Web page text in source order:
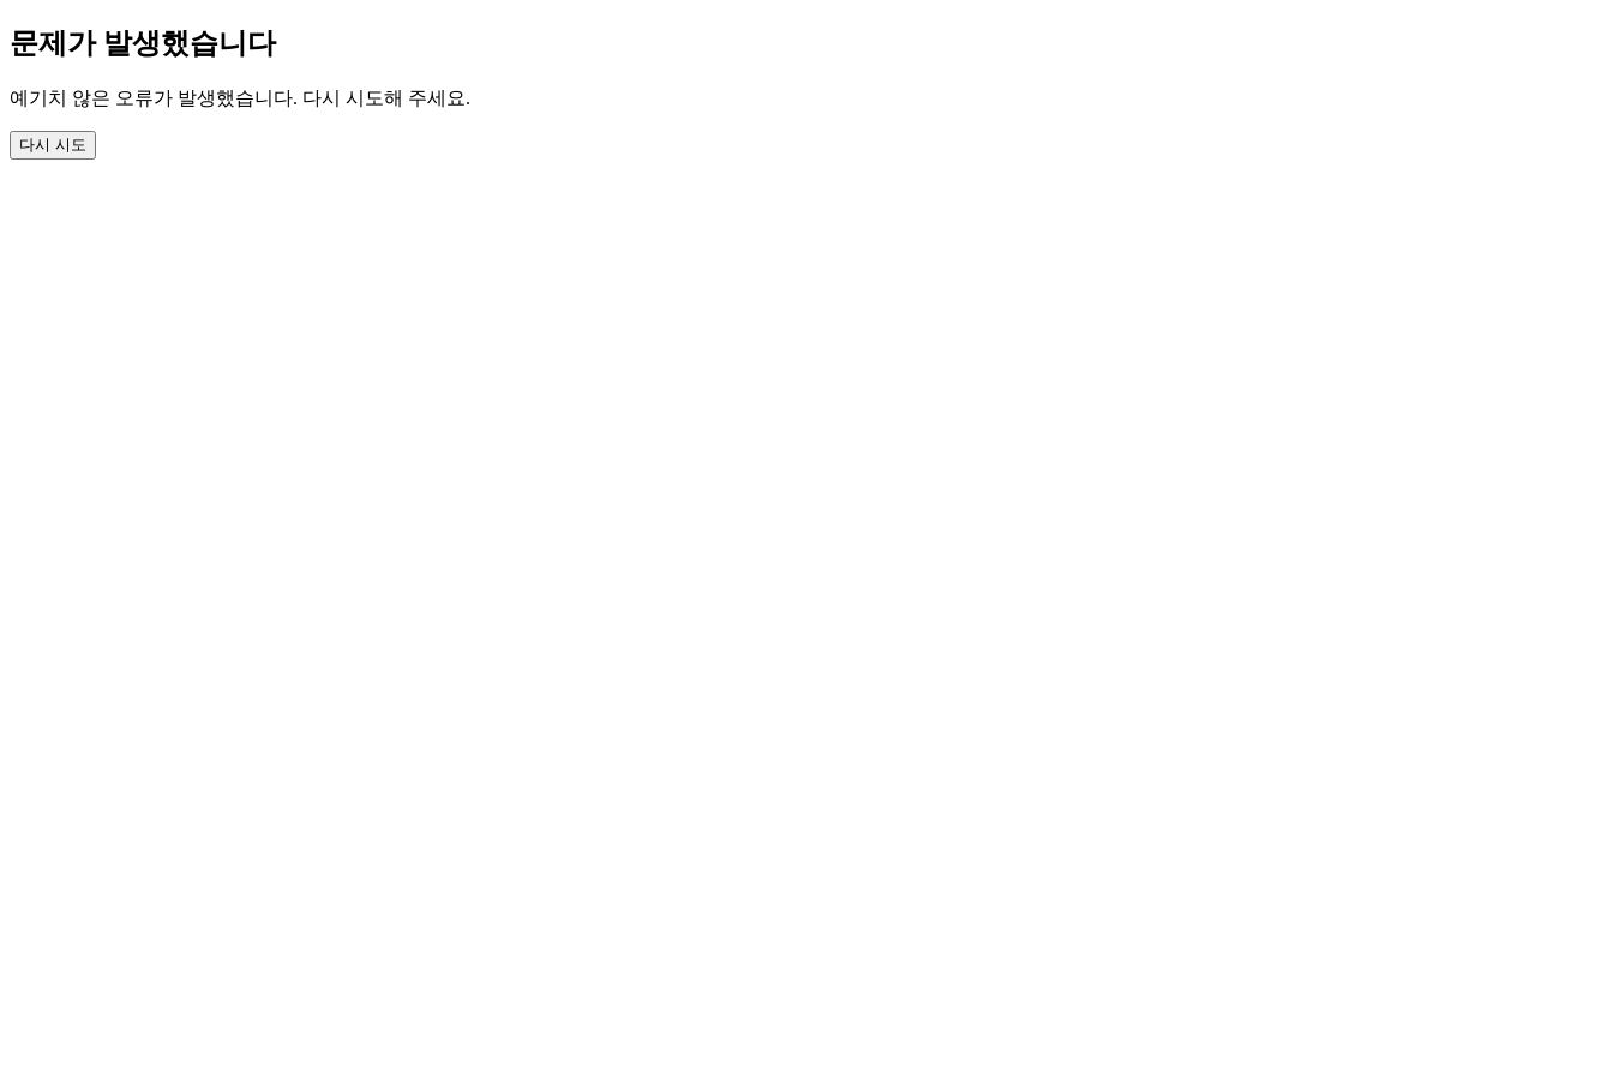
문제가 발생했습니다
예기치 않은 오류가 발생했습니다. 다시 시도해 주세요.
다시 시도